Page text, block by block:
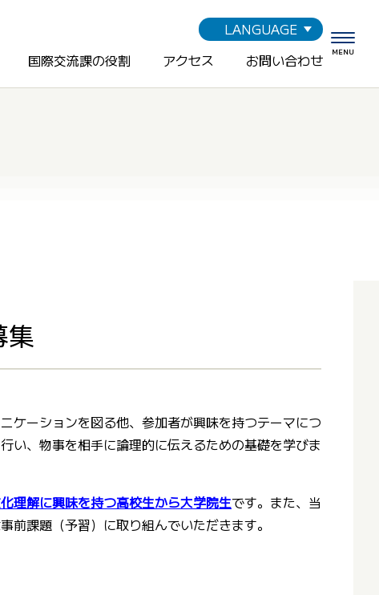
LANGUAGE
国際交流課の役割 アクセス お問い合わせ MENU
ケーションを図る他、参加者が興味を持つテーマにつ
い、物事を相手に論理的に伝えるための基礎を学びま
理解に興味を持つ高校生から大学院生です。また、当
前課題（予習）に取り組んでいただきます。